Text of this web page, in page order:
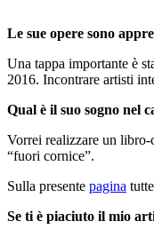
Le sue opere sono
Una tappa importante è
2016. Incontrare artisti
Qual è il suo sogno nel
Vorrei realizzare un libro-
“fuori cornice”.
Sulla presente pagina
Se ti è piaciuto il mio